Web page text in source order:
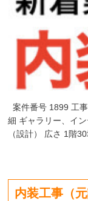
案件番号 1899 工
細 ギャラリー、イ
（設計） 広さ 1階
内装工事（